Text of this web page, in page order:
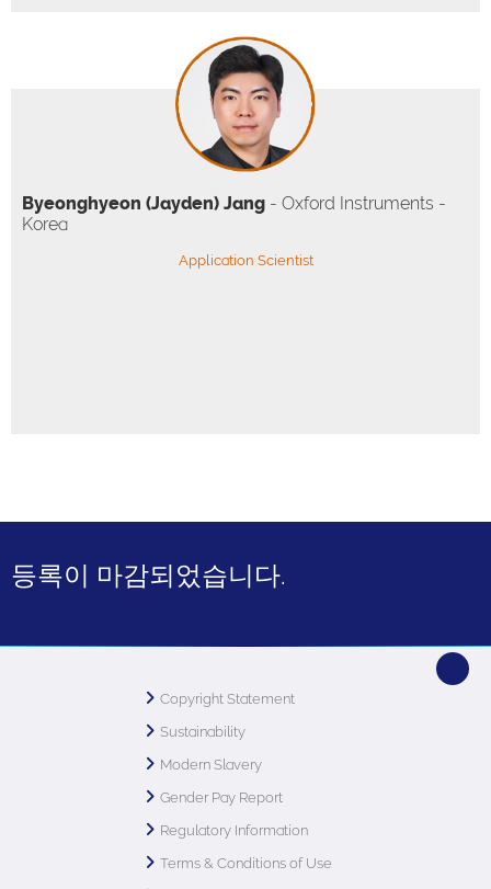
Byeonghyeon (Jayden) Jang - Oxford Instruments -
Korea
Application Scientist
등록이 마감되었습니다.
Copyright Statement
Sustainability
Modern Slavery
Gender Pay Report
Regulatory Information
Terms & Conditions of Use